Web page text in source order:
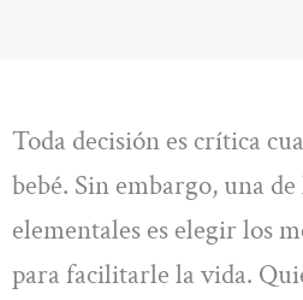
Toda decisión es crítica
bebé. Sin embargo, una
elementales es elegir los
para facilitarle la vida.